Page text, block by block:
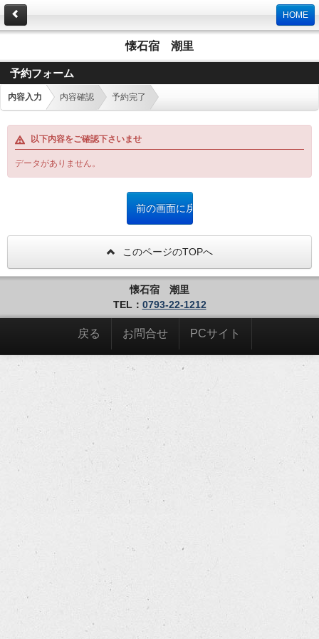
HOME
懐石宿 潮里
予約フォーム
内容入力 内容確認 予約完了
以下内容をご確認下さいませ
データがありません。
このページのTOPへ
懐石宿 潮里
TEL： 0793-22-1212
戻る お問合せ PCサイト